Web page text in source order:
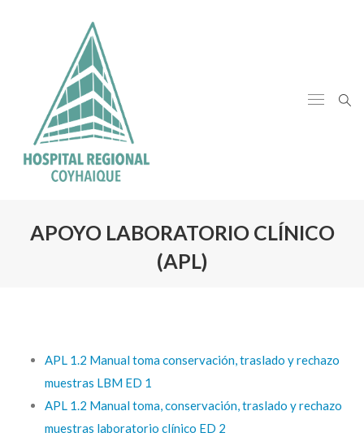
APOYO LABORATORIO CLÍNICO
(APL)
APL 1.2 Manual toma conservación, traslado y rechazo
muestras LBM ED 1
APL 1.2 Manual toma, conservación, traslado y rechazo
muestras laboratorio clínico ED 2